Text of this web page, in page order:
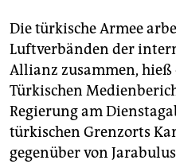
Die türkische Armee
Luftverbänden der
Allianz zusammen,
Türkischen
Regierung am
türkischen Grenzorts
gegenüber von